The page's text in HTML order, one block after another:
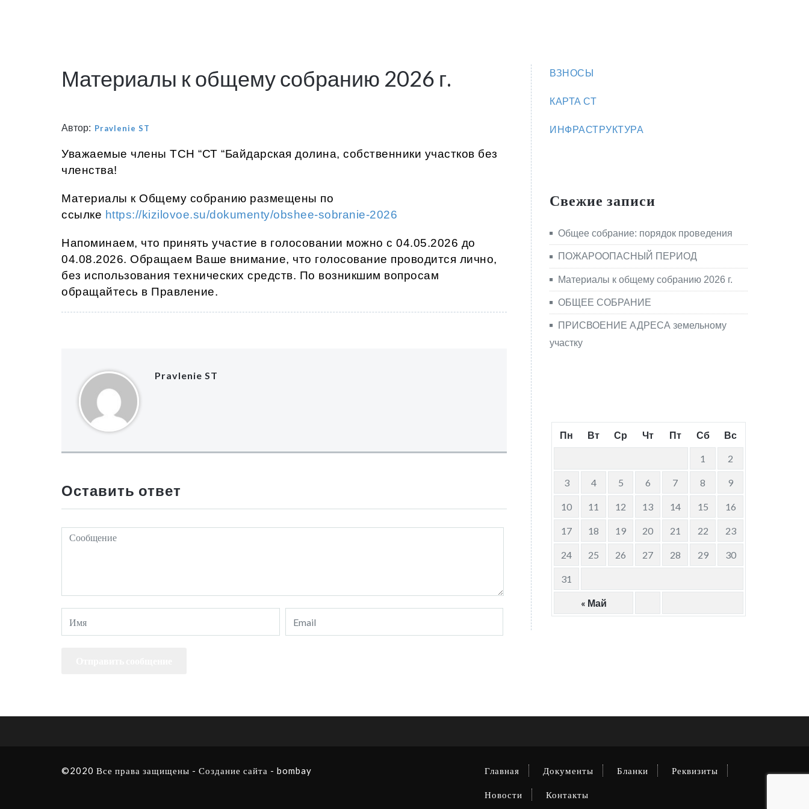
Материалы к общему собранию 2026 г.
Автор: Pravlenie ST
Уважаемые члены ТСН “СТ “Байдарская долина, собственники участков без
членства!
Материалы к Общему собранию размещены по
ссылке https://kizilovoe.su/dokumenty/obshee-sobranie-2026
Напоминаем, что принять участие в голосовании можно с 04.05.2026 до
04.08.2026. Обращаем Ваше внимание, что голосование проводится лично,
без использования технических средств. По возникшим вопросам
обращайтесь в Правление.
Pravlenie ST
Оставить ответ
ВЗНОСЫ
КАРТА СТ
ИНФРАСТРУКТУРА
Свежие записи
Общее собрание: порядок проведения
ПОЖАРООПАСНЫЙ ПЕРИОД
Материалы к общему собранию 2026 г.
ОБЩЕЕ СОБРАНИЕ
ПРИСВОЕНИЕ АДРЕСА земельному
участку
Пн Вт Ср Чт Пт Сб Вс
« Май
1 2
3 4 5 6 7 8 9
10 11 12 13 14 15 16
17 18 19 20 21 22 23
24 25 26 27 28 29 30
31
©2020 Все права защищены - Создание сайта - bombay Главная Документы Бланки Реквизиты
Новости Контакты